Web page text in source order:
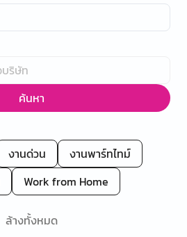
ค้นหา
งานด่วน
งานพาร์ทไทม์
Work from Home
ล้างทั้งหมด